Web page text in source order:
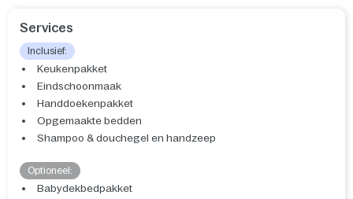
Services
Inclusief:
Keukenpakket
Eindschoonmaak
Handdoekenpakket
Opgemaakte bedden
Shampoo & douchegel en handzeep
Optioneel:
Babydekbedpakket